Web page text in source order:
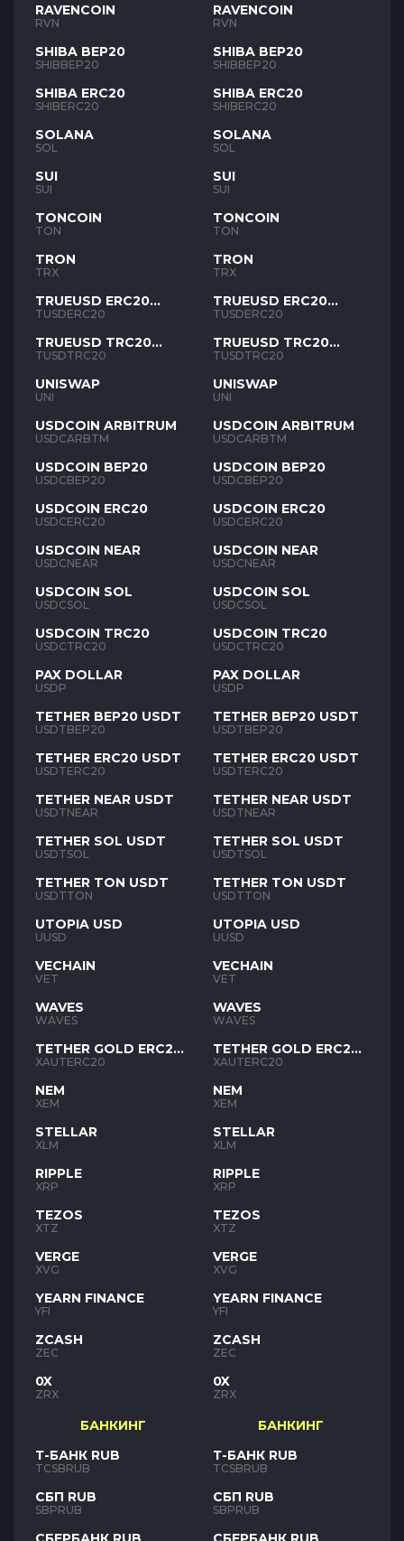
RAVENCOIN
RVN
SHIBA BEP20
SHIBBEP20
SHIBA ERC20
SHIBERC20
SOLANA
SOL
SUI
SUI
TONCOIN
TON
TRON
TRX
TRUEUSD ERC20
TUSD
TUSDERC20
TRUEUSD TRC20
TUSD
TUSDTRC20
UNISWAP
UNI
USDCOIN ARBITRUM
USDCARBTM
USDCOIN BEP20
USDCBEP20
USDCOIN ERC20
USDCERC20
USDCOIN NEAR
USDCNEAR
USDCOIN SOL
USDCSOL
USDCOIN TRC20
USDCTRC20
PAX DOLLAR
USDP
TETHER BEP20 USDT
USDTBEP20
TETHER ERC20 USDT
USDTERC20
TETHER NEAR USDT
USDTNEAR
TETHER SOL USDT
USDTSOL
TETHER TON USDT
USDTTON
UTOPIA USD
UUSD
VECHAIN
VET
WAVES
WAVES
TETHER GOLD ERC20
XAUT
XAUTERC20
NEM
XEM
STELLAR
XLM
RIPPLE
XRP
TEZOS
XTZ
VERGE
XVG
YEARN FINANCE
YFI
ZCASH
ZEC
0X
ZRX
БАНКИНГ
Т-БАНК RUB
TCSBRUB
СБП RUB
SBPRUB
RAVENCOIN
RVN
SHIBA BEP20
SHIBBEP20
SHIBA ERC20
SHIBERC20
SOLANA
SOL
SUI
SUI
TONCOIN
TON
TRON
TRX
TRUEUSD ERC20
TUSD
TUSDERC20
TRUEUSD TRC20
TUSD
TUSDTRC20
UNISWAP
UNI
USDCOIN ARBITRUM
USDCARBTM
USDCOIN BEP20
USDCBEP20
USDCOIN ERC20
USDCERC20
USDCOIN NEAR
USDCNEAR
USDCOIN SOL
USDCSOL
USDCOIN TRC20
USDCTRC20
PAX DOLLAR
USDP
TETHER BEP20 USDT
USDTBEP20
TETHER ERC20 USDT
USDTERC20
TETHER NEAR USDT
USDTNEAR
TETHER SOL USDT
USDTSOL
TETHER TON USDT
USDTTON
UTOPIA USD
UUSD
VECHAIN
VET
WAVES
WAVES
TETHER GOLD ERC20
XAUT
XAUTERC20
NEM
XEM
STELLAR
XLM
RIPPLE
XRP
TEZOS
XTZ
VERGE
XVG
YEARN FINANCE
YFI
ZCASH
ZEC
0X
ZRX
БАНКИНГ
Т-БАНК RUB
TCSBRUB
СБП RUB
SBPRUB